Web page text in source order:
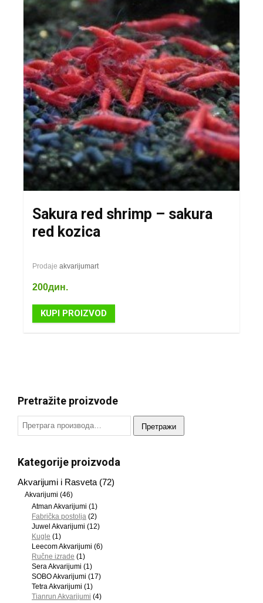
Sakura red shrimp – sakura
red kozica
Prodaje akvarijumart
200дин.
KUPI PROIZVOD
Pretražite proizvode
Претражи
Kategorije proizvoda
Akvarijumi i Rasveta (72)
Akvarijumi (46)
Atman Akvarijumi (1)
Fabrička postolja (2)
Juwel Akvarijumi (12)
Kugle (1)
Leecom Akvarijumi (6)
Ručne izrade (1)
Sera Akvarijumi (1)
SOBO Akvarijumi (17)
Tetra Akvarijumi (1)
Tianrun Akvarijumi (4)